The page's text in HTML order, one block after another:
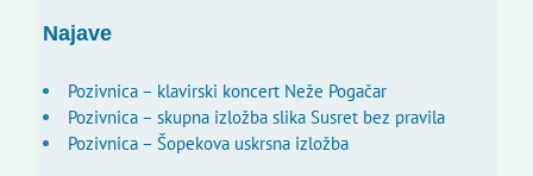
Najave
Pozivnica – klavirski koncert Neže Pogačar
Pozivnica – skupna izložba slika Susret bez pravila
Pozivnica – Šopekova uskrsna izložba